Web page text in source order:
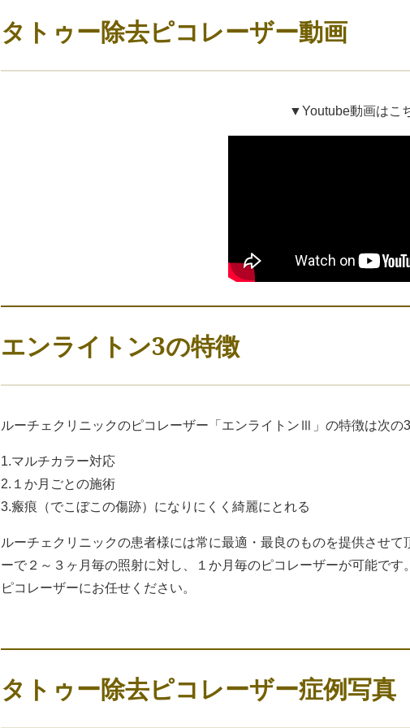
タトゥー除去ピコレーザー動画
▼Youtube動画はこ
エンライトン3の特徴
ルーチェクリニックのピコレーザー「エンライトンⅢ」の特徴は次の
1.マルチカラー対応
2.１か月ごとの施術
3.瘢痕（でこぼこの傷跡）になりにくく綺麗にとれる
ルーチェクリニックの患者様には常に最適・最良のものを提供させ
ーで２～３ヶ月毎の照射に対し、１か月毎のピコレーザーが可能で
ピコレーザーにお任せください。
タトゥー除去ピコレーザー症例写真